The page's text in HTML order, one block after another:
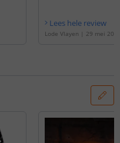
Lees hele review
Lode Vlayen | 29 mei